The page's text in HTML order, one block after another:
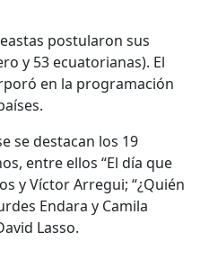
postularon sus
y 53 ecuatorianas). El
en la programación
se destacan los 19
entre ellos “El día que
y Víctor Arregui; “¿Quién
Endara y Camila
Lasso.